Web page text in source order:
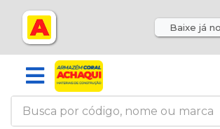
Baixe já